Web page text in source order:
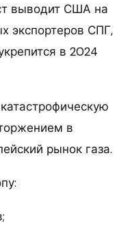
выводит США на
экспортеров СПГ,
в 2024
в
рынок газа.